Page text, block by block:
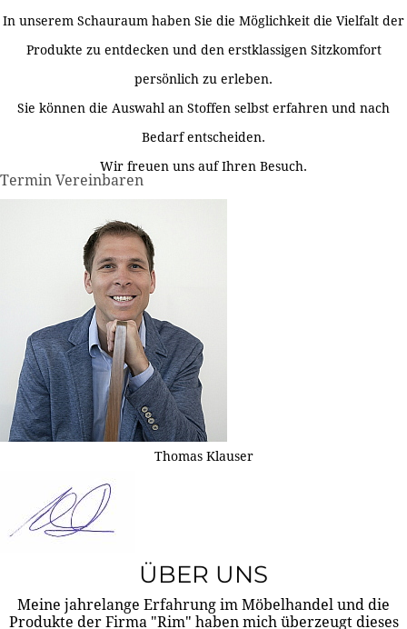
In unserem Schauraum haben Sie die Möglichkeit die Vielfalt der
Produkte zu entdecken und den erstklassigen Sitzkomfort
persönlich zu erleben.
Sie können die Auswahl an Stoffen selbst erfahren und nach
Bedarf entscheiden.
Wir freuen uns auf Ihren Besuch.
Termin Vereinbaren
Thomas Klauser
ÜBER UNS
Meine jahrelange Erfahrung im Möbelhandel und die
Produkte der Firma "Rim" haben mich überzeugt dieses